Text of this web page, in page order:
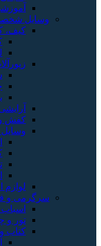
وسایل
کیف،
کفش
لوازم
سرگرمی و
تور و
کتاب